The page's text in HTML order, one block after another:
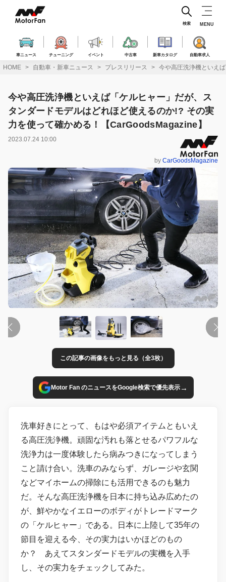
ス
車ニュース チューニング イベント 中古車 新車カタログ 自動車求人
検索 MENU
HOME 自動車・新車ニュース プレスリリース 今や高圧洗浄機といえ
今や高圧洗浄機といえば「ケルヒャー」だが、ス
タンダードモデルはどれほど使えるのか!? その実
力を使って確かめる！【CarGoodsMagazine】
2023.07.24 10:00
by CarGoodsMagazine
この記事の画像をもっと見る（全3枚）
Motor Fan のニュースをGoogle検索で優先表示→
洗車好きにとって、もはや必須アイテムともいえ
る高圧洗浄機。頑固な汚れも落とせるパワフルな
洗浄力は一度体験したら病みつきになってしまう
こと請け合い。洗車のみならず、ガレージや玄関
などマイホームの掃除にも活用できるのも魅力
だ。そんな高圧洗浄機を日本に持ち込み広めたの
が、鮮やかなイエローのボディがトレードマーク
の「ケルヒャー」である。日本に上陸して35年の
節目を迎える今、その実力はいかほどのもの
か？ あえてスタンダードモデルの実機を入手
し、その実力をチェックしてみた。